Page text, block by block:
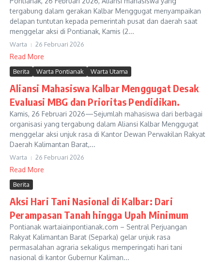
tergabung dalam gerakan Kalbar Menggugat menyampaikan
delapan tuntutan kepada pemerintah pusat dan daerah saat
menggelar aksi di Pontianak, Kamis (2...
Warta 26 Februari 2026
Read More
Berita Warta Pontianak Warta Utama
Aliansi Mahasiswa Kalbar Menggugat Desak
Evaluasi MBG dan Prioritas Pendidikan.
Kamis, 26 Februari 2026—Sejumlah mahasiswa dari berbagai
organisasi yang tergabung dalam Aliansi Kalbar Menggugat
menggelar aksi unjuk rasa di Kantor Dewan Perwakilan Rakyat
Daerah Kalimantan Barat,...
Warta 26 Februari 2026
Read More
Berita
Aksi Hari Tani Nasional di Kalbar: Dari
Perampasan Tanah hingga Upah Minimum
Pontianak wartaiainpontianak.com – Sentral Perjuangan
Rakyat Kalimantan Barat (Separka) gelar unjuk rasa
permasalahan agraria sekaligus memperingati hari tani
nasional di kantor Gubernur Kaliman...